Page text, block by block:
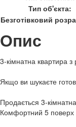
Тип об'єкта:
Безготівковий
Опис
3-кімнатна квартира
Якщо ви шукаєте
Продається 3-
Комфортний 5 поверх